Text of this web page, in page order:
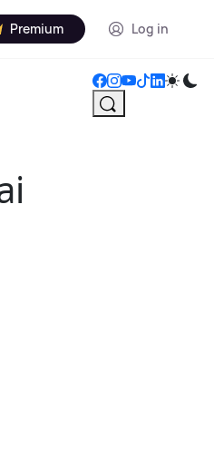
Premium Log in